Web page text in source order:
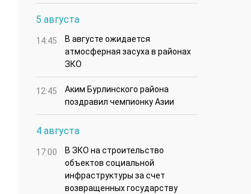
5 августа
14:45
В августе ожидается
атмосферная засуха в районах
ЗКО
12:45
Аким Бурлинского района
поздравил чемпионку Азии
4 августа
17:00
В ЗКО на строительство
объектов социальной
инфраструктуры за счет
возвращенных государству